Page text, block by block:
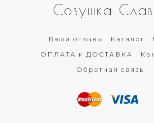
Совушка
Ваши отзывы Каталог
ОПЛАТА и ДОСТАВКА
Обратная связь